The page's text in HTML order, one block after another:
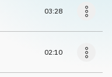
03:28
02:10